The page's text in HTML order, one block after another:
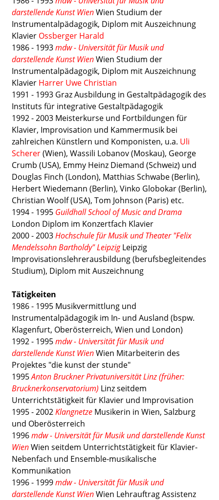
darstellende Kunst WienWien Studium der
Instrumentalpädagogik, Diplom mit Auszeichnung
Klavier Ossberger Harald
1986 - 1993mdw - Universität für Musik und
darstellende Kunst WienWien Studium der
Instrumentalpädagogik, Diplom mit Auszeichnung
Klavier Harrer Uwe Christian
1991 - 1993 Graz Ausbildung in Gestaltpädagogik des
Instituts für integrative Gestaltpädagogik
1992 - 2003 Meisterkurse und Fortbildungen für
Klavier, Improvisation und Kammermusik bei
zahlreichen Künstlern und Komponisten, u.a. Uli
Scherer(Wien), Wassili Lobanov (Moskau), George
Crumb (USA), Emmy Heinz Diemand (Schweiz) und
Douglas Finch (London), Matthias Schwabe (Berlin),
Herbert Wiedemann (Berlin), Vinko Globokar (Berlin),
Christian Woolf (USA), Tom Johnson (Paris) etc.
1994 - 1995 Guildhall School of Music and Drama
London Diplom im Konzertfach Klavier
2000 - 2003Hochschule für Musik und Theater "Felix
Mendelssohn Bartholdy" LeipzigLeipzig
Improvisationslehrerausbildung (berufsbegleitendes
Studium), Diplom mit Auszeichnung
Tätigkeiten
1986 - 1995 Musikvermittlung und
Instrumentalpädagogik im In- und Ausland (bspw.
Klagenfurt, Oberösterreich, Wien und London)
1992 - 1995mdw - Universität für Musik und
darstellende Kunst WienWien Mitarbeiterin des
Projektes "die kunst der stunde"
1995Anton Bruckner Privatuniversität Linz (früher:
Brucknerkonservatorium) Linz seitdem
Unterrichtstätigkeit für Klavier und Improvisation
1995 - 2002Klangnetze Musikerin in Wien, Salzburg
und Oberösterreich
1996mdw - Universität für Musik und darstellende Kunst
WienWien seitdem Unterrichtstätigkeit für Klavier-
Nebenfach und Ensemble-musikalische
Kommunikation
1996 - 1999mdw - Universität für Musik und
darstellende Kunst WienWien Lehrauftrag Assistenz